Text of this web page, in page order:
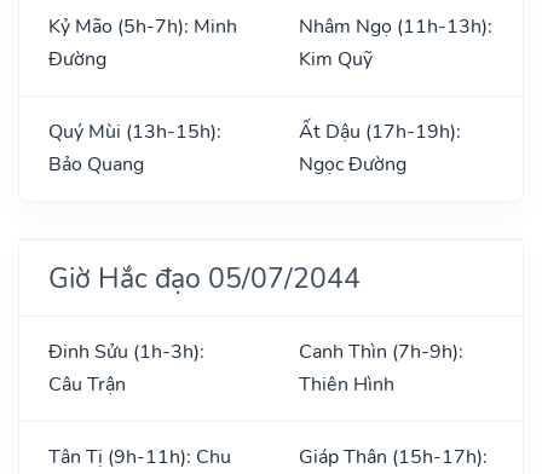
Kỷ Mão (5h-7h): Minh
Đường
Nhâm Ngọ (11h-13h):
Kim Quỹ
Quý Mùi (13h-15h):
Bảo Quang
Ất Dậu (17h-19h):
Ngọc Đường
Giờ Hắc đạo 05/07/2044
Đinh Sửu (1h-3h):
Câu Trận
Canh Thìn (7h-9h):
Thiên Hình
Tân Tị (9h-11h): Chu
Giáp Thân (15h-17h):